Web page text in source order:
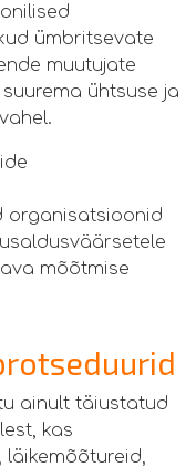
ümbritsevate
muutujate
ühtsuse ja
organisatsioonid
mõõtmise
ainult täiustatud
kas
läike­mõõtureid,